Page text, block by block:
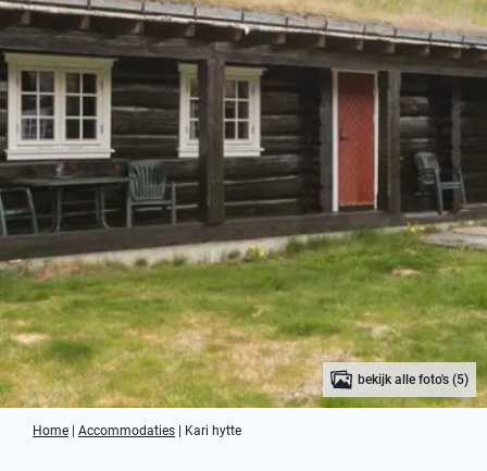
bekijk alle foto's (5)
Home Accommodaties Kari hytte